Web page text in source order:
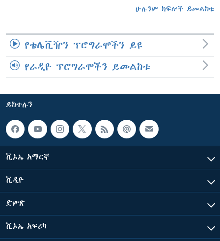
ሁሉንም ክፍሎች ይመልከቱ
የቴሌቪዥን ፕሮግራሞችን ይዩ
የራዲዮ ፕሮግራሞችን ይመልከቱ
ይከተሉን
ቪኦኤ አማርኛ
ቪዲዮ
ድምጽ
ቪኦኤ አፍሪካ